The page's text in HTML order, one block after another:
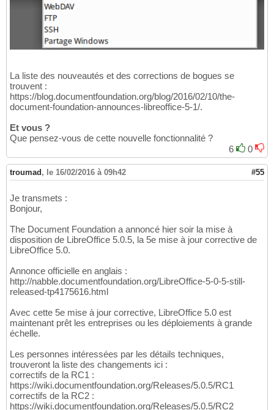
La liste des nouveautés et des corrections de bogues se
trouvent :
https://blog.documentfoundation.org/blog/2016/02/10/the-
document-foundation-announces-libreoffice-5-1/.
Et vous ?
Que pensez-vous de cette nouvelle fonctionnalité ?
6
0
troumad, le 16/02/2016 à 09h42 #55
Je transmets :
Bonjour,
The Document Foundation a annoncé hier soir la mise à
disposition de LibreOffice 5.0.5, la 5e mise à jour corrective de
LibreOffice 5.0.
Annonce officielle en anglais :
http://nabble.documentfoundation.org/LibreOffice-5-0-5-still-
released-tp4175616.html
Avec cette 5e mise à jour corrective, LibreOffice 5.0 est
maintenant prêt les entreprises ou les déploiements à grande
échelle.
Les personnes intéressées par les détails techniques,
trouveront la liste des changements ici :
correctifs de la RC1 :
https://wiki.documentfoundation.org/Releases/5.0.5/RC1
correctifs de la RC2 :
https://wiki.documentfoundation.org/Releases/5.0.5/RC2